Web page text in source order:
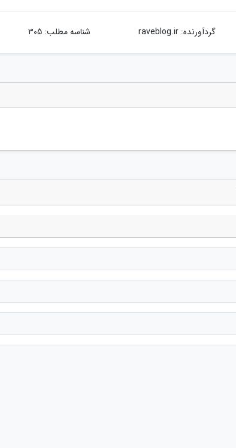
گردآورنده:raveblog.ir شناسه مطلب: 305